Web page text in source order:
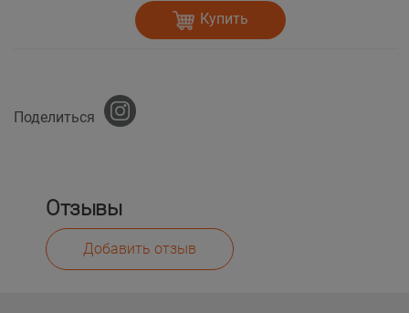
Купить
Поделиться
Отзывы
Добавить отзыв